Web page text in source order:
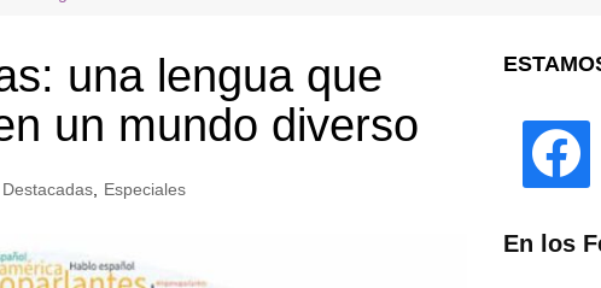
una lengua que
un mundo diverso
Destacadas Especiales
facebook
En los